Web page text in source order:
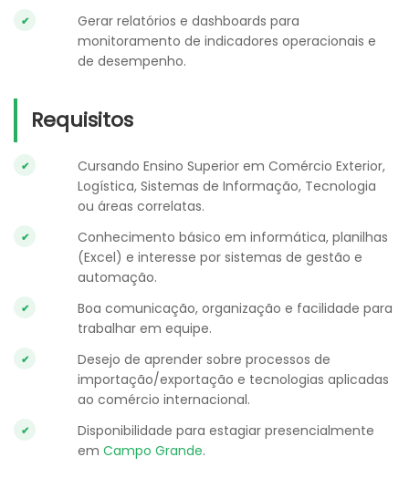
Gerar relatórios e dashboards para
monitoramento de indicadores operacionais e
de desempenho.
Requisitos
Cursando Ensino Superior em Comércio Exterior,
Logística, Sistemas de Informação, Tecnologia
ou áreas correlatas.
Conhecimento básico em informática, planilhas
(Excel) e interesse por sistemas de gestão e
automação.
Boa comunicação, organização e facilidade para
trabalhar em equipe.
Desejo de aprender sobre processos de
importação/exportação e tecnologias aplicadas
ao comércio internacional.
Disponibilidade para estagiar presencialmente
em Campo Grande.